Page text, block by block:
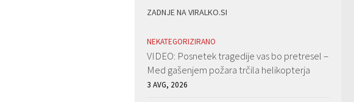
ZADNJE NA VIRALKO.SI
NEKATEGORIZIRANO
VIDEO: Posnetek tragedije vas bo pretresel –
Med gašenjem požara trčila helikopterja
3 AVG, 2026